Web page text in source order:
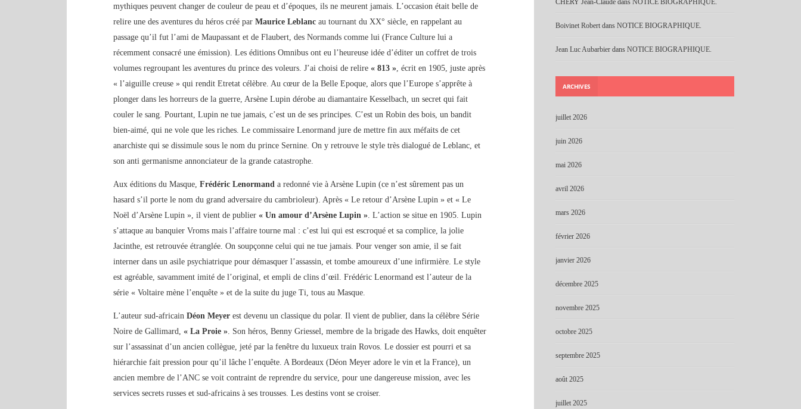
mythiques peuvent changer de couleur de peau et d’époques, ils ne meurent jamais. L’occasion était belle de
relire une des aventures du héros créé parMaurice Leblanc au tournant du XX° siècle, en rappelant au
passage qu’il fut l’ami de Maupassant et de Flaubert, des Normands comme lui (France Culture lui a
récemment consacré une émission). Les éditions Omnibus ont eu l’heureuse idée d’éditer un coffret de trois
volumes regroupant les aventures du prince des voleurs. J’ai choisi de relire« 813 », écrit en 1905, juste après
« l’aiguille creuse » qui rendit Etretat célèbre. Au cœur de la Belle Epoque, alors que l’Europe s’apprête à
plonger dans les horreurs de la guerre, Arsène Lupin dérobe au diamantaire Kesselbach, un secret qui fait
couler le sang. Pourtant, Lupin ne tue jamais, c’est un de ses principes. C’est un Robin des bois, un bandit
bien-aimé, qui ne vole que les riches. Le commissaire Lenormand jure de mettre fin aux méfaits de cet
anarchiste qui se dissimule sous le nom du prince Sernine. On y retrouve le style très dialogué de Leblanc, et
son anti germanisme annonciateur de la grande catastrophe.
Aux éditions du Masque,Frédéric Lenormand a redonné vie à Arsène Lupin (ce n’est sûrement pas un
hasard s’il porte le nom du grand adversaire du cambrioleur). Après « Le retour d’Arsène Lupin » et « Le
Noël d’Arsène Lupin », il vient de publier« Un amour d’Arsène Lupin ». L’action se situe en 1905. Lupin
s’attaque au banquier Vroms mais l’affaire tourne mal : c’est lui qui est escroqué et sa complice, la jolie
Jacinthe, est retrouvée étranglée. On soupçonne celui qui ne tue jamais. Pour venger son amie, il se fait
interner dans un asile psychiatrique pour démasquer l’assassin, et tombe amoureux d’une infirmière. Le style
est agréable, savamment imité de l’original, et empli de clins d’œil. Frédéric Lenormand est l’auteur de la
série « Voltaire mène l’enquête » et de la suite du juge Ti, tous au Masque.
L’auteur sud-africainDéon Meyer est devenu un classique du polar. Il vient de publier, dans la célèbre Série
Noire de Gallimard,« La Proie ». Son héros, Benny Griessel, membre de la brigade des Hawks, doit enquêter
sur l’assassinat d’un ancien collègue, jeté par la fenêtre du luxueux train Rovos. Le dossier est pourri et sa
hiérarchie fait pression pour qu’il lâche l’enquête. A Bordeaux (Déon Meyer adore le vin et la France), un
ancien membre de l’ANC se voit contraint de reprendre du service, pour une dangereuse mission, avec les
services secrets russes et sud-africains à ses trousses. Les destins vont se croiser.
CHERY Jean-Claude dans NOTICE BIOGRAPHIQUE.
Boivinet Robert dans NOTICE BIOGRAPHIQUE.
Jean Luc Aubarbier dans NOTICE BIOGRAPHIQUE.
ARCHIVES
juillet 2026
juin 2026
mai 2026
avril 2026
mars 2026
février 2026
janvier 2026
décembre 2025
novembre 2025
octobre 2025
septembre 2025
août 2025
juillet 2025